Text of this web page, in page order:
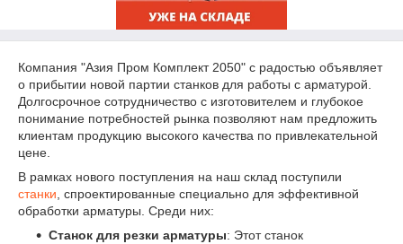
Компания "Азия Пром Комплект 2050" с радостью объявляет
о прибытии новой партии станков для работы с арматурой.
Долгосрочное сотрудничество с изготовителем и глубокое
понимание потребностей рынка позволяют нам предложить
клиентам продукцию высокого качества по привлекательной
цене.
В рамках нового поступления на наш склад поступили
станки , спроектированные специально для эффективной
обработки арматуры. Среди них:
Станок для резки арматуры: Этот станок